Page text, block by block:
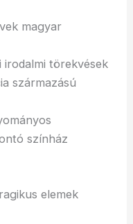
magyar
törekvések
származású
színház
elemek